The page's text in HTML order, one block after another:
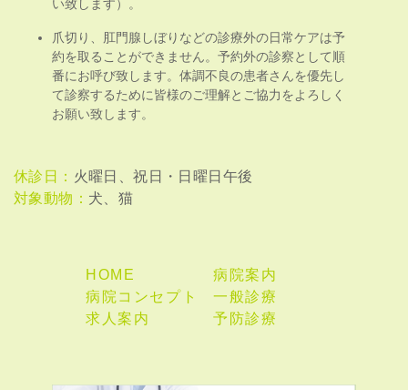
い致します）。
爪切り、肛門腺しぼりなどの診療外の日常ケアは予
約を取ることができません。予約外の診察として順
番にお呼び致します。体調不良の患者さんを優先し
て診察するために皆様のご理解とご協力をよろしく
お願い致します。
休診日： 火曜日、祝日・日曜日午後
対象動物： 犬、猫
HOME
病院案内
病院コンセプト
一般診療
求人案内
予防診療